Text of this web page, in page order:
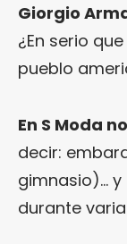
Giorgio
¿En serio
pueblo
En S Moda
decir:
gimnasio)…
durante